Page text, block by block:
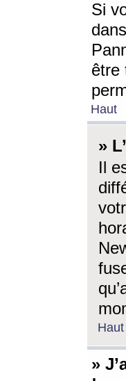
Si
être
Haut
»
Il
Haut
»